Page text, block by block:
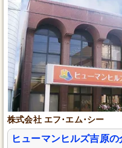
株式会社 エフ･エム･シー
ヒューマンヒルズ吉原